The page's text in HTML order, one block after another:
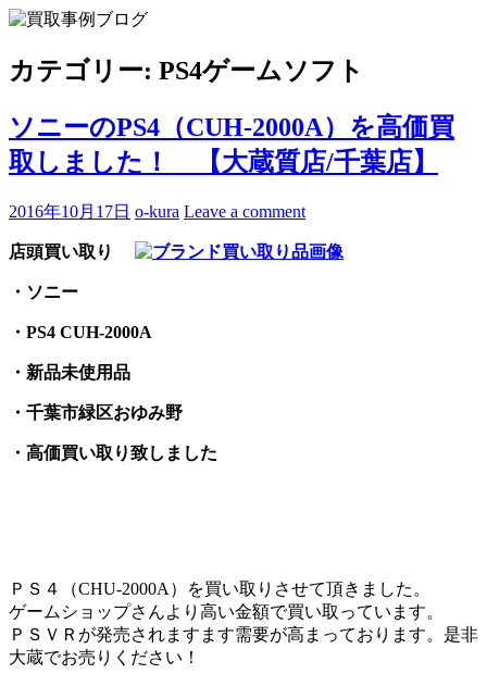
Skip
content
ポイントや高額買取のコツをお知らせします。
カテゴリー: PS4ゲームソフト
ソニーのPS4（CUH-2000A）を高価買
取しました！ 【大蔵質店/千葉店】
2016年10月17日 o-kura Leave a comment
店頭買い取り
・ソニー
・PS4 CUH-2000A
・新品未使用品
・千葉市緑区おゆみ野
・高価買い取り致しました
ＰＳ４（CHU-2000A）を買い取りさせて頂きました。
ゲームショップさんより高い金額で買い取っています。
ＰＳＶＲが発売されますます需要が高まっております。是非
大蔵でお売りください！